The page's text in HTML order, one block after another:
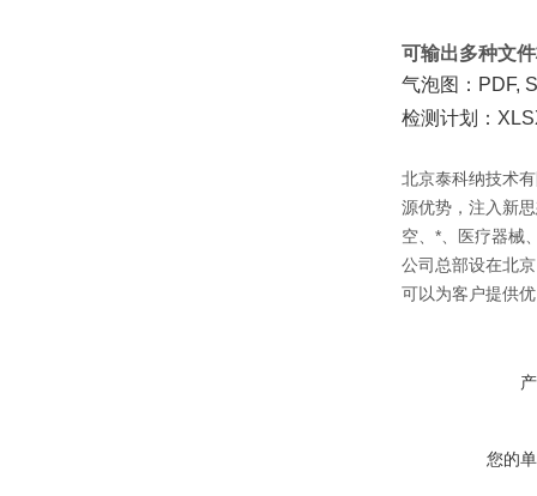
可输出多种文
气泡图：PDF,
检测计划：
北京泰科纳技术
源优势，注入新
空、*、医疗器械
公司总部设在北
可以为客户提供
您的